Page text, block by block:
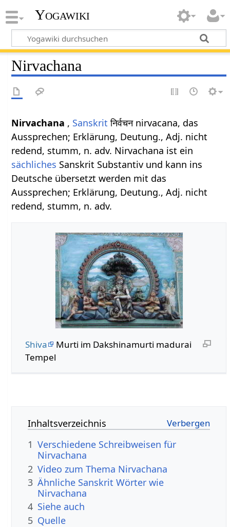
Yogawiki
Nirvachana
Nirvachana , Sanskrit निर्वचन nirvacana, das
Aussprechen; Erklärung, Deutung., Adj. nicht
redend, stumm, n. adv. Nirvachana ist ein
sächliches Sanskrit Substantiv und kann ins
Deutsche übersetzt werden mit das
Aussprechen; Erklärung, Deutung., Adj. nicht
redend, stumm, n. adv.
Shiva
Murti im Dakshinamurti madurai
Tempel
Inhaltsverzeichnis
1 Verschiedene Schreibweisen für
Nirvachana
2 Video zum Thema Nirvachana
3 Ähnliche Sanskrit Wörter wie
Nirvachana
4 Siehe auch
5 Quelle